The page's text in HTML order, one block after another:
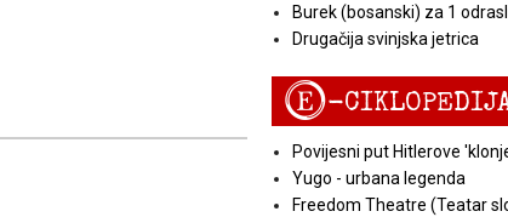
Burek (bosanski) za 1
Drugačija svinjska jetrica
E-
Povijesni put Hitlerove
Yugo - urbana legenda
Freedom Theatre (Teatar